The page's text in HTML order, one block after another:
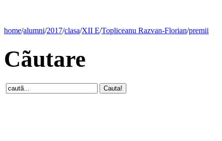
home/alumni/2017/clasa/XII E/Topliceanu Razvan-Florian/premii
Cãutare